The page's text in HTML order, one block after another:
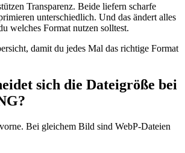
Transparenz. Beide liefern scharfe
unterschiedlich. Und das ändert alles
welches Format nutzen solltest.
damit du jedes Mal das richtige Format
sich die Dateigröße bei
Bei gleichem Bild sind WebP-Dateien